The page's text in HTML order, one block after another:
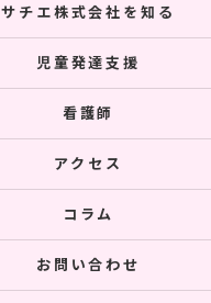
サチエ株式会社を知る
児童発達支援
看護師
アクセス
コラム
お問い合わせ